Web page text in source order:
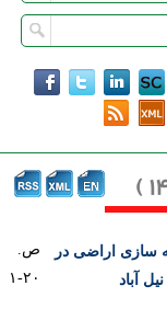
اراضی در
ص.